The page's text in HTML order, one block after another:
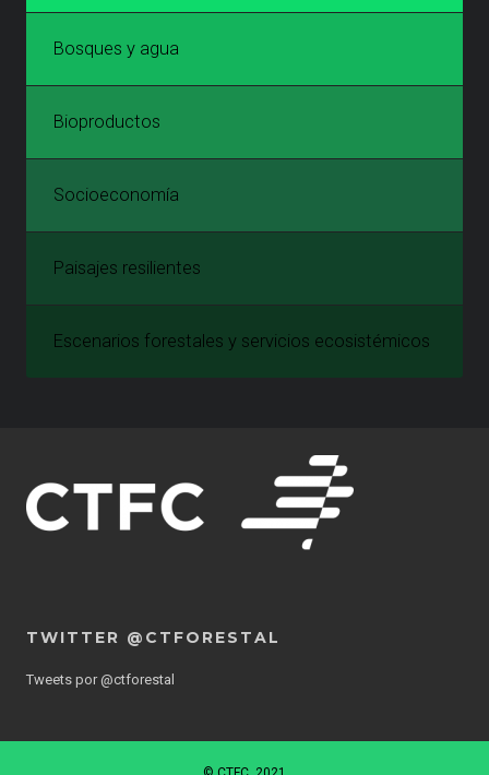
Bosques y agua
Bioproductos
Socioeconomía
Paisajes resilientes
Escenarios forestales y servicios ecosistémicos
TWITTER @CTFORESTAL
Tweets por @ctforestal